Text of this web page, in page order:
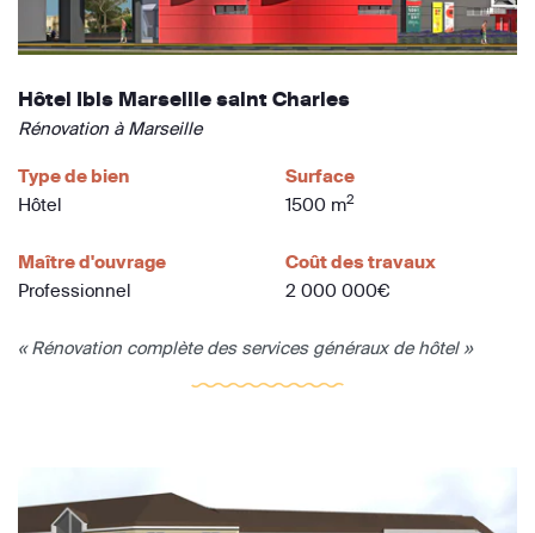
Hôtel Ibis Marseille saint Charles
Rénovation à Marseille
Type de bien
Hôtel
Surface
1500 m2
Maître d'ouvrage
Professionnel
Coût des travaux
2 000 000€
« Rénovation complète des services généraux de hôtel »